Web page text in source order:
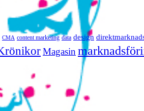
CMA content marketing data design
Magasin